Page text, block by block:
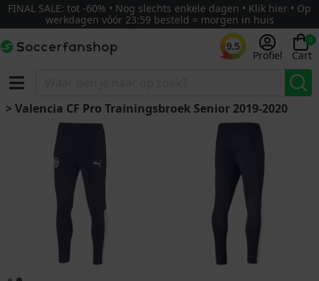
FINAL SALE: tot -60% • Nog slechts enkele dagen • Klik hier • Op
werkdagen vóór 23:59 besteld = morgen in huis
9.5
Profiel
0
Cart
> Valencia CF Pro Trainingsbroek Senior 2019-2020